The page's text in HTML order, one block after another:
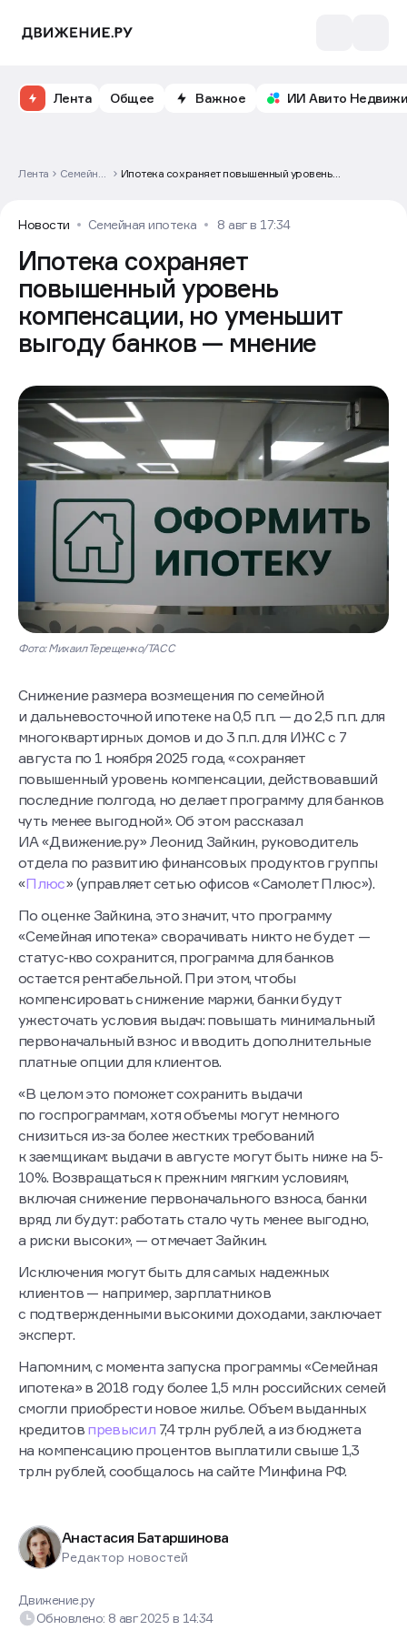
Лента Общее Важное ИИ Авито
Лента
Семейная
Ипотека сохраняет повышенный уровень
Новости Семейная ипотека 8 авг в 17:34
Ипотека сохраняет
повышенный уровень
компенсации, но уменьшит
выгоду банков — мнение
Фото: Михаил Терещенко/ТАСС
Снижение размера возмещения по семейной
и дальневосточной ипотеке на 0,5 п.п. — до 2,5 п.п. для
многоквартирных домов и до 3 п.п. для ИЖС с 7
августа по 1 ноября 2025 года, «сохраняет
повышенный уровень компенсации, действовавший
последние полгода, но делает программу для банков
чуть менее выгодной». Об этом рассказал
ИА «Движение.ру» Леонид Зайкин, руководитель
отдела по развитию финансовых продуктов группы
«Плюс» (управляет сетью офисов «Самолет Плюс»).
По оценке Зайкина, это значит, что программу
«Семейная ипотека» сворачивать никто не будет —
статус‑кво сохранится, программа для банков
остается рентабельной. При этом, чтобы
компенсировать снижение маржи, банки будут
ужесточать условия выдач: повышать минимальный
первоначальный взнос и вводить дополнительные
платные опции для клиентов.
«В целом это поможет сохранить выдачи
по госпрограммам, хотя объемы могут немного
снизиться из-за более жестких требований
к заемщикам: выдачи в августе могут быть ниже на 5-
10%. Возвращаться к прежним мягким условиям,
включая снижение первоначального взноса, банки
вряд ли будут: работать стало чуть менее выгодно,
а риски высоки», — отмечает Зайкин.
Исключения могут быть для самых надежных
клиентов — например, зарплатников
с подтвержденными высокими доходами, заключает
эксперт.
Напомним, с момента запуска программы «Семейная
ипотека» в 2018 году более 1,5 млн российских семей
смогли приобрести новое жилье. Объем выданных
кредитов превысил 7,4 трлн рублей, а из бюджета
на компенсацию процентов выплатили свыше 1,3
трлн рублей, сообщалось на сайте Минфина РФ.
Анастасия Батаршинова
Редактор новостей
Движение.ру
Обновлено: 8 авг 2025 в 14:34